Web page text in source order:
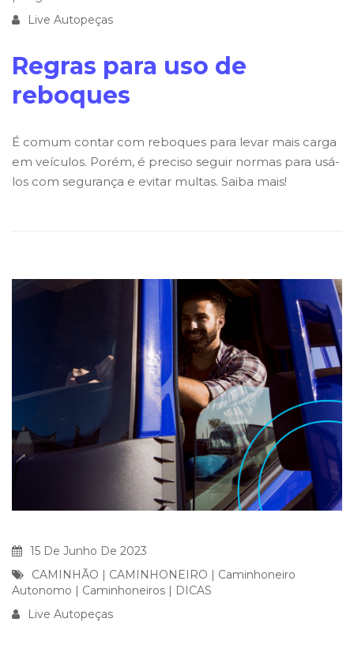
Live Autopeças
Regras para uso de
reboques
É comum contar com reboques para levar mais carga
em veículos. Porém, é preciso seguir normas para usá-
los com segurança e evitar multas. Saiba mais!
15 De Junho De 2023
CAMINHÃO | CAMINHONEIRO | Caminhoneiro
Autonomo | Caminhoneiros | DICAS
Live Autopeças